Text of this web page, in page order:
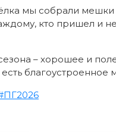
мы собрали
кто пришел и
– хорошее и
благоустроенное